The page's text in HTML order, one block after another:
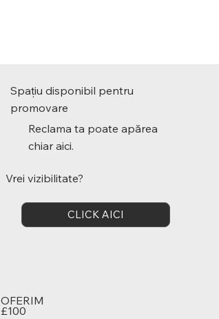
Spațiu disponibil pentru
promovare
Reclama ta poate apărea
chiar aici.
Vrei vizibilitate?
CLICK AICI
OFERIM
£100